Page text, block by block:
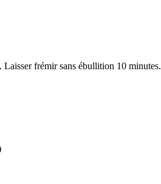
Laisser frémir sans ébullition 10 minutes.